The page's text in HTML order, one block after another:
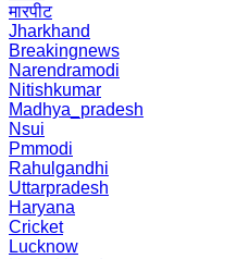
मारपीट
Jharkhand
Breakingnews
Narendramodi
Nitishkumar
Madhya_pradesh
Nsui
Pmmodi
Rahulgandhi
Uttarpradesh
Haryana
Cricket
Lucknow